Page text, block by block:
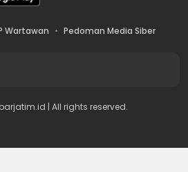
Wartawan Pedoman Media Siber
| All rights reserved.